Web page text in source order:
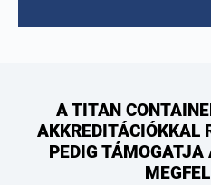
A TITAN
AKKREDITÁCIÓKKAL
PEDIG TÁMOGATJA